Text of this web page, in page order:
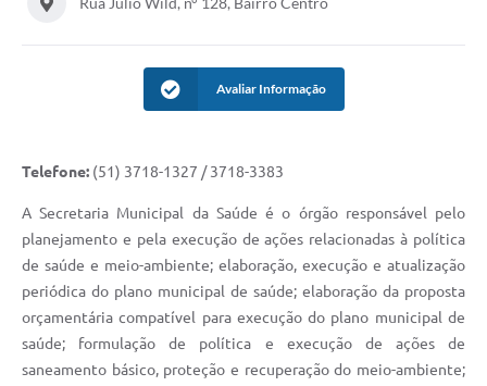
Avaliar Informação
Telefone: (51) 3718-1327 / 3718-3383
A Secretaria Municipal da Saúde é o órgão responsável pelo
planejamento e pela execução de ações relacionadas à política
de saúde e meio-ambiente; elaboração, execução e atualização
periódica do plano municipal de saúde; elaboração da proposta
orçamentária compatível para execução do plano municipal de
saúde; formulação de política e execução de ações de
saneamento básico, proteção e recuperação do meio-ambiente;